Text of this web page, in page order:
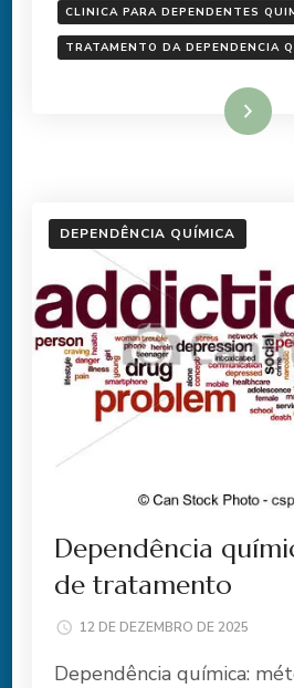
CLINICA PARA DEPENDENTES
TRATAMENTO DA DEPENDENCIA
Ler mais
DEPENDÊNCIA QUÍMICA
Dependência
de tratamento
12 DE DEZEMBRO DE 2025
Dependência química: